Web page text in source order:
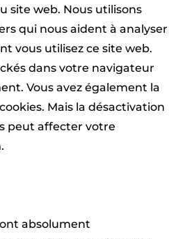
site web. Nous utilisons
qui nous aident à analyser
vous utilisez ce site web.
dans votre navigateur
Vous avez également la
Mais la désactivation
peut affecter votre
absolument